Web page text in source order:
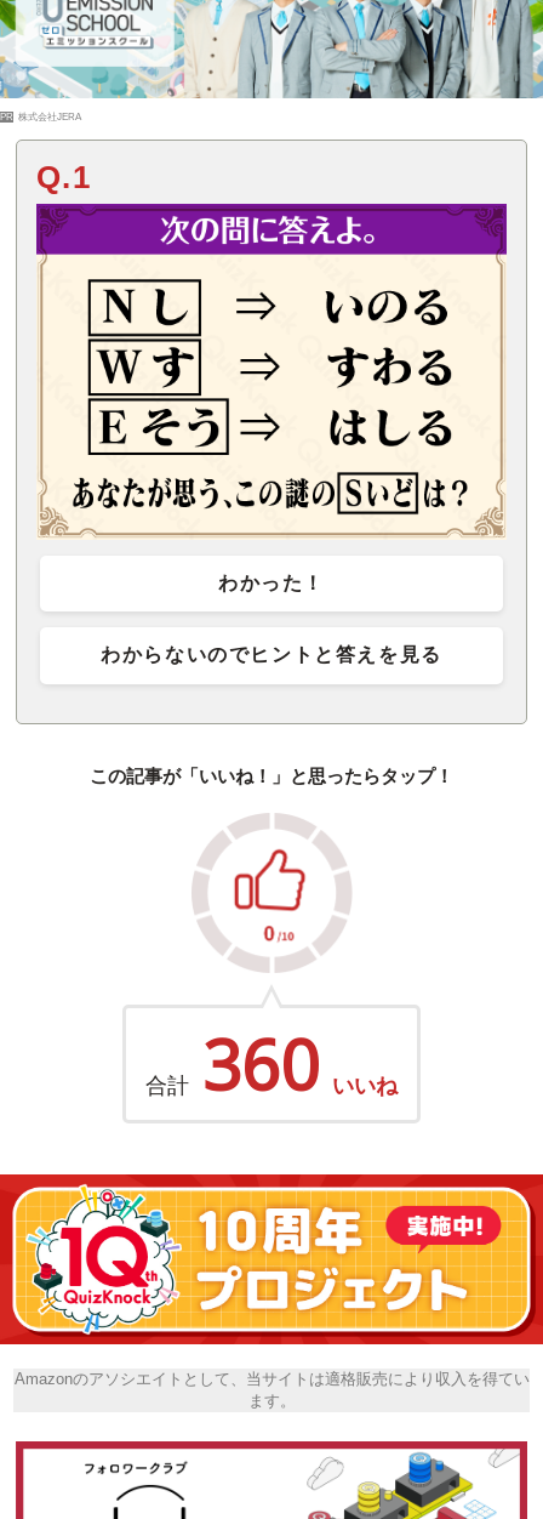
PR 株式会社JERA
Q.1
わかった！
わからないのでヒントと答えを見る
この記事が「いいね！」と思ったらタップ！
合計 360 いいね
Amazonのアソシエイトとして、当サイトは適格販売により収入を得てい
ます。